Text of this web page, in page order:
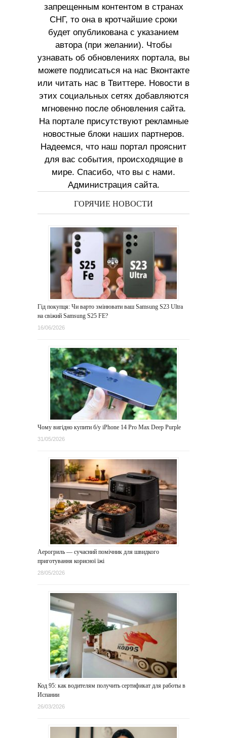
запрещенным контентом в странах
СНГ, то она в кротчайшие сроки
будет опубликована с указанием
автора (при желании). Чтобы
узнавать об обновлениях портала, вы
можете подписаться на нас Вконтакте
или читать нас в Твиттере. Новости в
этих социальных сетях добавляются
мгновенно после обновления сайта.
На портале присутствуют рекламные
новостные блоки наших партнеров.
Надеемся, что наш портал прояснит
для вас события, происходящие в
мире. Спасибо, что вы с нами.
Администрация сайта.
ГОРЯЧИЕ НОВОСТИ
Гід покупця: Чи варто змінювати ваш Samsung S23 Ultra
на свіжий Samsung S25 FE?
16/06/2026
Чому вигідно купити б/у iPhone 14 Pro Max Deep Purple
31/05/2026
Аерогриль — сучасний помічник для швидкого
приготування корисної їжі
28/05/2026
Код 95: как водителям получить сертификат для работы в
Испании
26/03/2026